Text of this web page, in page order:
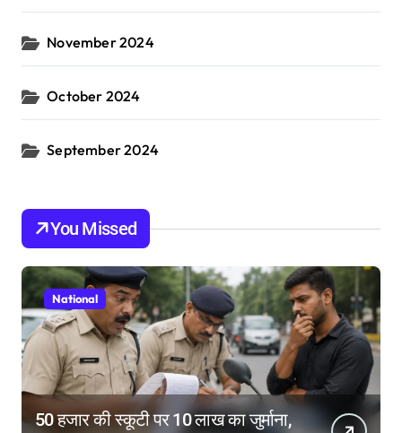
November 2024
October 2024
September 2024
You Missed
National
50 हजार की स्कूटी पर 10 लाख का जुर्माना,